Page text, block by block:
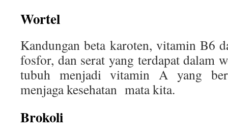
Wortel
Kandungan beta karoten, vitamin B6
fosfor, dan serat yang terdapat dalam
tubuh menjadi vitamin A yang
menjaga kesehatan mata kita.
Brokoli